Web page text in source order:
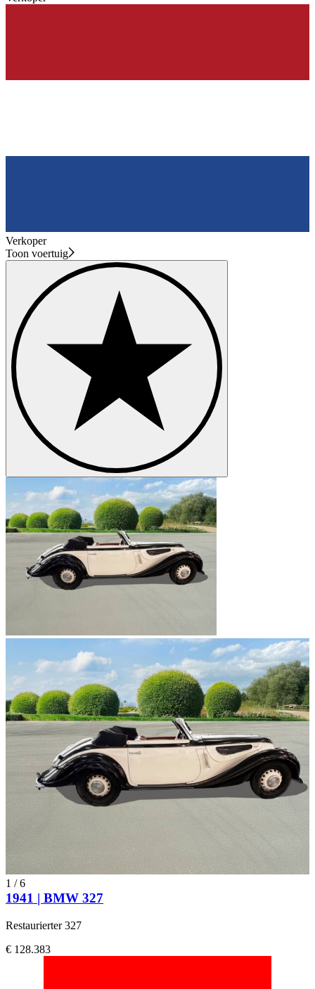
Verkoper
Toon voertuig
1 /6
1941 | BMW 327
Restaurierter 327
€ 128.383